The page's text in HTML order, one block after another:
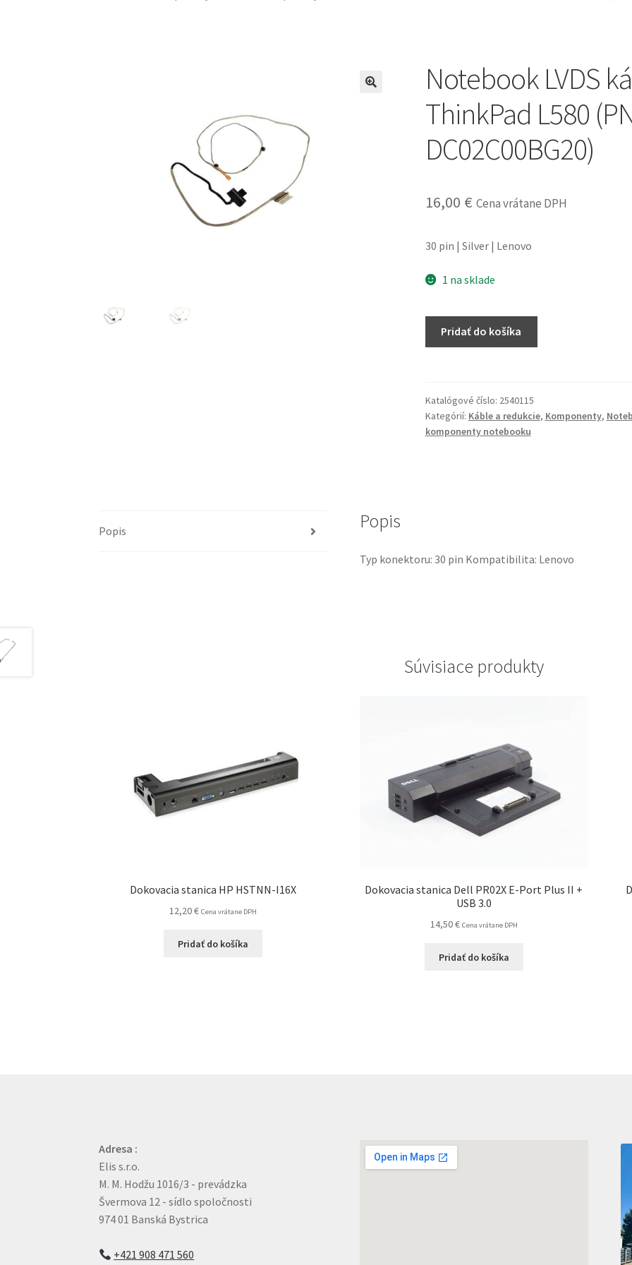
Notebook LVDS
ThinkPad L580
DC02C00BG20)
16,00 € Cena vrátane DPH
30 pin | Silver | Lenovo
1 na sklade
množstvo
Lenovo
for
ThinkPad
Pridať do košíka
Katalógové číslo: 2540115
Kategórií: Káble a redukcie, Komponenty,
komponenty notebooku
Popis Popis
Typ konektoru: 30 pin Kompatibilita: Lenovo
Súvisiace produkty
Dokovacia stanica HP HSTNN-I16X
12,20€ Cena vrátane DPH
Pridať do košíka
Dokovacia stanica Dell PR02X E-Port Plus II +
USB 3.0
14,50€ Cena vrátane DPH
Pridať do košíka
Adresa :
Elis s.r.o.
M. M. Hodžu 1016/3 - prevádzka
Švermova 12 - sídlo spoločnosti
974 01 Banská Bystrica
+421 908 471 560